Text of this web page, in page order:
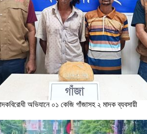
অভিযানে ০১ কেজি গাঁজাসহ ২ মাদক ব্যবসায়ী